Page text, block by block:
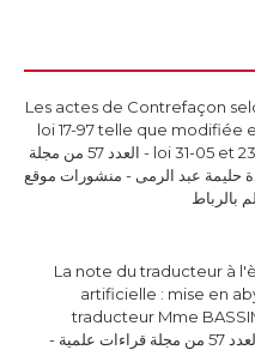
Les actes de Contrefaçon
loi 17-97 telle que modifiée
loi 31-05 et 23-13 MEHDI EDDIANI - العدد 57 من مجلة
حليمة عبد الرمى - منشورات موقع
بالرباط
La note du traducteur à
artificielle : mise en
traducteur Mme
MELLOUKI Ismail - العدد 57 من مجلة قراءات علمية -